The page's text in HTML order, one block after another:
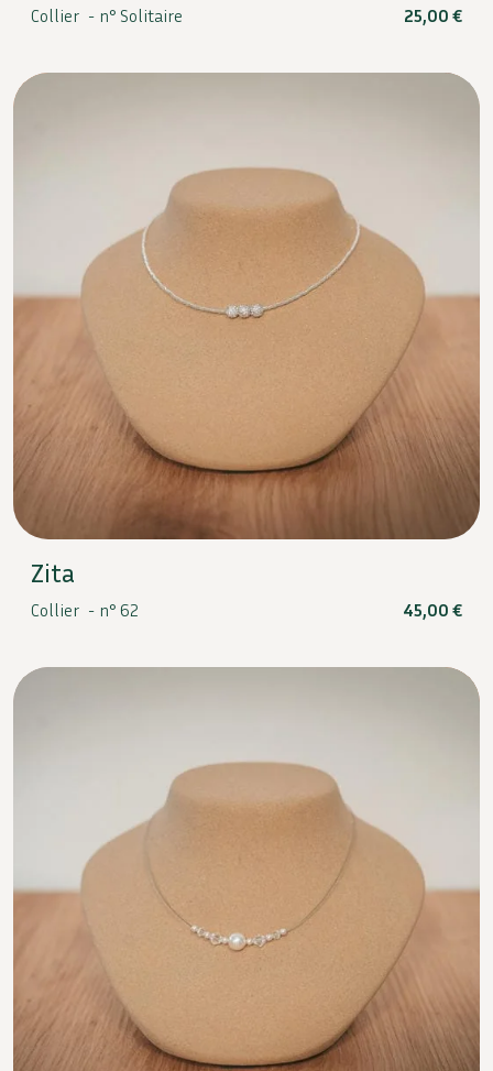
Collier - n° Solitaire 25,00 €
Zita
Collier - n° 62 45,00 €